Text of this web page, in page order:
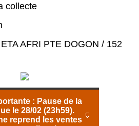
collecte
AFRI PTE DOGON / 152
: Pause de la
le 28/02 (23h59).
reprend les ventes
🏺